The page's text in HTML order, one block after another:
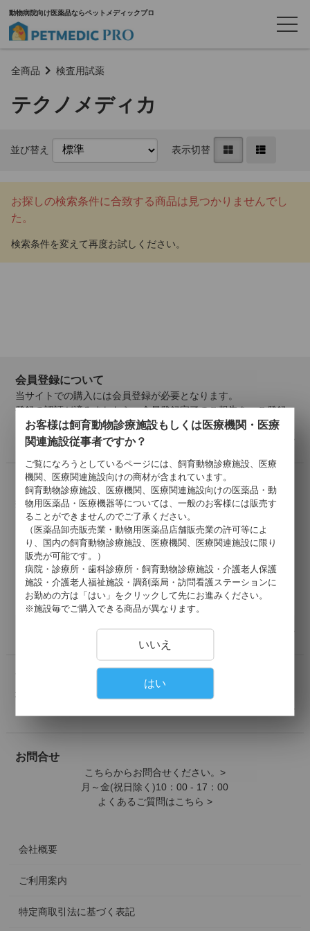
動物病院向け医薬品ならペットメディックプロ
全商品 検査用試薬
テクノメディカ
並び替え 表示切替
お探しの検索条件に合致する商品は見つかりませんでし
た。
会員登録について
当サイトでの購入には会員登録が必要となります。
登録の認証が済みましたら、会員登録完了のご報告を、ご登録
メールアドレス宛にご連絡いたします。
詳しくはこちら >
お支払いについて
掛け払い・クレジットカード・代引きがご利用いただけます。
以下のクレジットカードがご利用可能です。
地域別の送料は下記よりご確認ください。
詳しくはこちら >
お問合せ
こちらからお問合せください。>
月～金(祝日除く)10：00 - 17：00
よくあるご質問はこちら >
会社概要
ご利用案内
特定商取引法に基づく表記
お客様は飼育動物診療施設もしくは医療機関・医療
関連施設従事者ですか？
ご覧になろうとしているページには、飼育動物診療施設、医療
機関、医療関連施設向けの商材が含まれています。
飼育動物診療施設、医療機関、医療関連施設向けの医薬品・動
物用医薬品・医療機器等については、一般のお客様には販売す
ることができませんのでご了承ください。
（医薬品卸売販売業・動物用医薬品店舗販売業の許可等によ
り、国内の飼育動物診療施設、医療機関、医療関連施設に限り
販売が可能です。）
病院・診療所・歯科診療所・飼育動物診療施設・介護老人保護
施設・介護老人福祉施設・調剤薬局・訪問看護ステーションに
お勤めの方は「はい」をクリックして先にお進みください。
※施設毎でご購入できる商品が異なります。
いいえ
はい